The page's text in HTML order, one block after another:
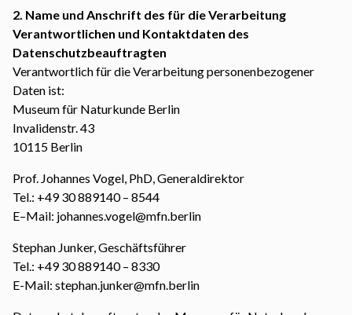
2. Name und Anschrift des für die Verarbeitung
Verantwortlichen und Kontaktdaten des
Datenschutzbeauftragten
Verantwortlich für die Verarbeitung personenbezogener
Daten ist:
Museum für Naturkunde Berlin
Invalidenstr. 43
10115 Berlin
Prof. Johannes Vogel, PhD, Generaldirektor
Tel.: +49 30 889140 – 8544
E–Mail: johannes.vogel@mfn.berlin
Stephan Junker, Geschäftsführer
Tel.: +49 30 889140 – 8330
E-Mail: stephan.junker@mfn.berlin